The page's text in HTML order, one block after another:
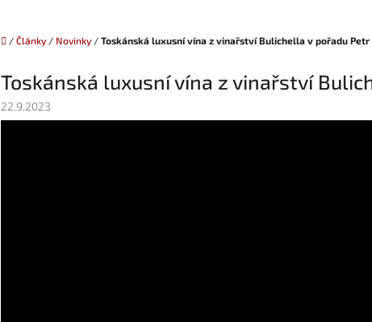
Domů
/ Články / Novinky / Toskánská luxusní vína z vinařství Bulichella v pořadu
Toskánská luxusní vína z vinařství
22.9.2023